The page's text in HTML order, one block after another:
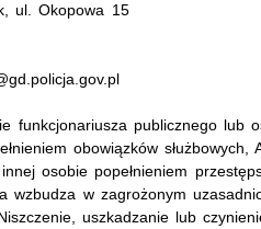
ul. Okopowa 15
funkcjonariusza publicznego lub
obowiązków służbowych,
osobie popełnieniem
wzbudza w zagrożonym
uszkadzanie lub